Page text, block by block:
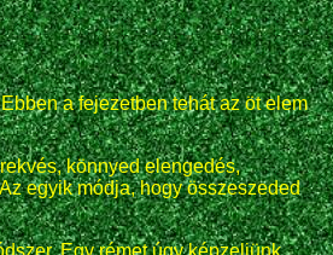
a fejezetben tehát az öt elem
könnyed elengedés,
egyik módja, hogy összeszeded